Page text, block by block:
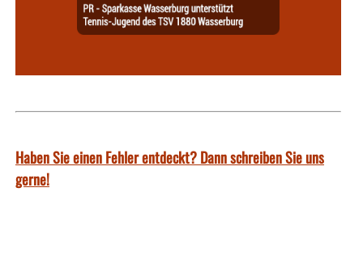
Haben Sie einen Fehler entdeckt? Dann schreiben Sie uns
gerne!